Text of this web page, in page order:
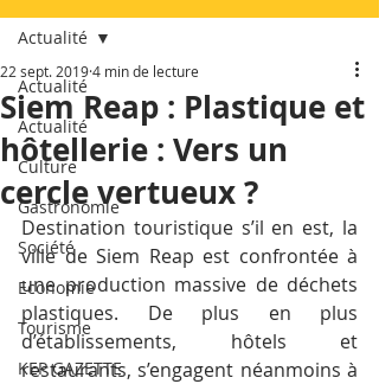
Actualité
Actualité
Culture
Gastronomie
Société
Economie
Tourisme
KEP GAZETTE
Actualité
Siem Reap : Plastique et
hôtellerie : Vers un
cercle vertueux ?
22 sept. 20194 min de lecture
Destination touristique s’il en est, la
ville de Siem Reap est confrontée à
une production massive de déchets
plastiques. De plus en plus
d’établissements, hôtels et
restaurants, s’engagent néanmoins à